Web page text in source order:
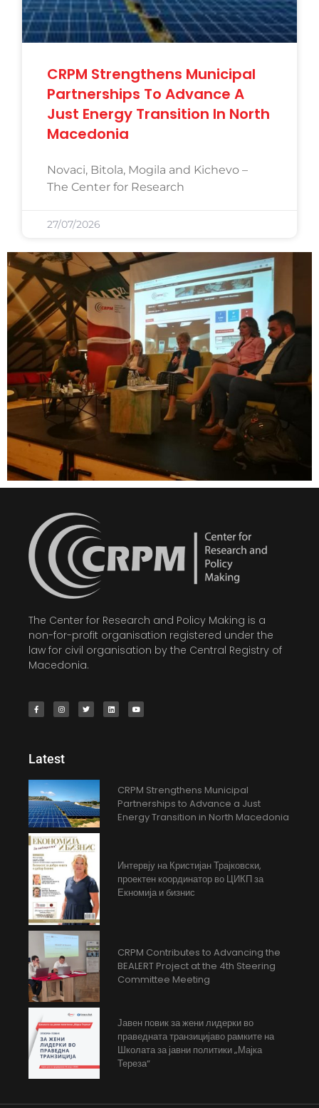
CRPM Strengthens Municipal
Partnerships To Advance A
Just Energy Transition In North
Macedonia
Novaci, Bitola, Mogila and Kichevo –
The Center for Research
27/07/2026
The Center for Research and Policy Making is a
non-for-profit organisation registered under the
law for civil organisation by the Central Registry of
Macedonia.
Latest
CRPM Strengthens Municipal
Partnerships to Advance a Just
Energy Transition in North Macedonia
Интервју на Кристијан Трајковски,
проектен координатор во ЦИКП за
Екномија и бизнис
CRPM Contributes to Advancing the
BEALERT Project at the 4th Steering
Committee Meeting
Јавен повик за жени лидерки во
праведната транзицијаво рамките на
Школата за јавни политики „Мајка
Тереза“